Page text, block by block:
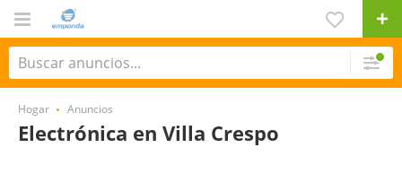
Hogar Anuncios
Electrónica en Villa Crespo